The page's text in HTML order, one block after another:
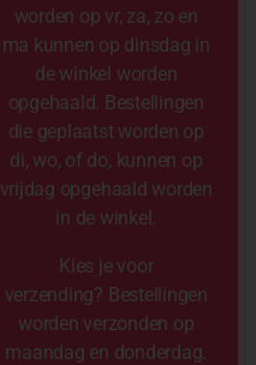
worden op vr, za, zo en
ma kunnen op dinsdag in
de winkel worden
opgehaald. Bestellingen
die geplaatst worden op
di, wo, of do, kunnen op
vrijdag opgehaald worden
in de winkel.
Kies je voor
verzending? Bestellingen
worden verzonden op
maandag en donderdag.